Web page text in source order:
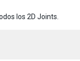
los 2D Joints.